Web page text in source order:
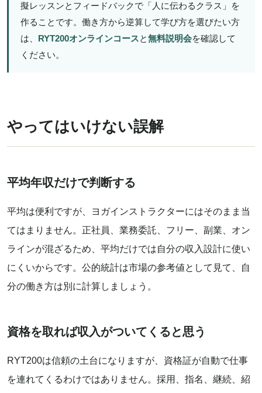
擬レッスンとフィードバックで「人に伝わるクラス」を
作ることです。働き方から逆算して学び方を選びたい方
は、 RYT200オンラインコースと無料説明会を確認して
ください。
やってはいけない誤解
平均年収だけで判断する
平均は便利ですが、ヨガインストラクターにはそのまま当
てはまりません。正社員、業務委託、フリー、副業、オン
ラインが混ざるため、平均だけでは自分の収入設計に使い
にくいからです。公的統計は市場の参考値として見て、自
分の働き方は別に計算しましょう。
資格を取れば収入がついてくると思う
RYT200は信頼の土台になりますが、資格証が自動で仕事
を連れてくるわけではありません。採用、指名、継続、紹